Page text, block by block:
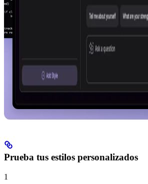
Prueba tus estilos personalizados
1